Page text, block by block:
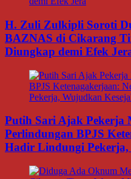
H. Zuli Zulkipli Soroti
BAZNAS di Cikarang
Diungkap demi Efek
Putih Sari Ajak
Perlindungan BPJS
Hadir Lindungi